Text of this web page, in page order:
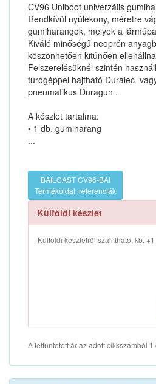
CV96 Uniboot univerzális
Rendkívül nyúlékony, méretre
gumiharangok, melyek a
Kiváló minőségű neoprén
köszönhetően kitűnően
Felszerelésüknél szintén
fúrógéppel hajtható Duralec
pneumatikus Duragun .
A készlet tartalma:
• 1 db. gumiharang
...
BAILCAST CV96-BAI
Termékoldal, referenciák
Külföldi készlet
Külföldi készletről szállítható, kb.
A feltüntetett ár az adott cikkszámból